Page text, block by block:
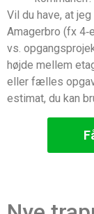
Vil du have, at
Amagerbro (fx
vs.
højde mellem
eller fælles
estimat, du kan